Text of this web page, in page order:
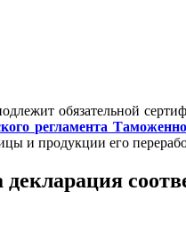
обязательной
регламента
и продукции его